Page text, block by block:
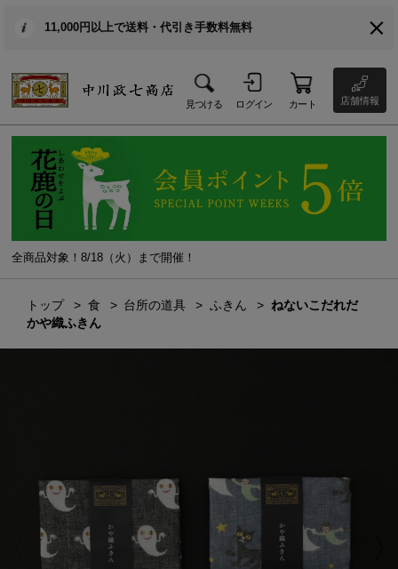
11,000円以上で送料・代引き手数料無料
見つける ログイン カート 店舗情報
全商品対象！8/18（火）まで開催！
トップ 食 台所の道具 ふきん
ねないこだれだ
かや織ふきん